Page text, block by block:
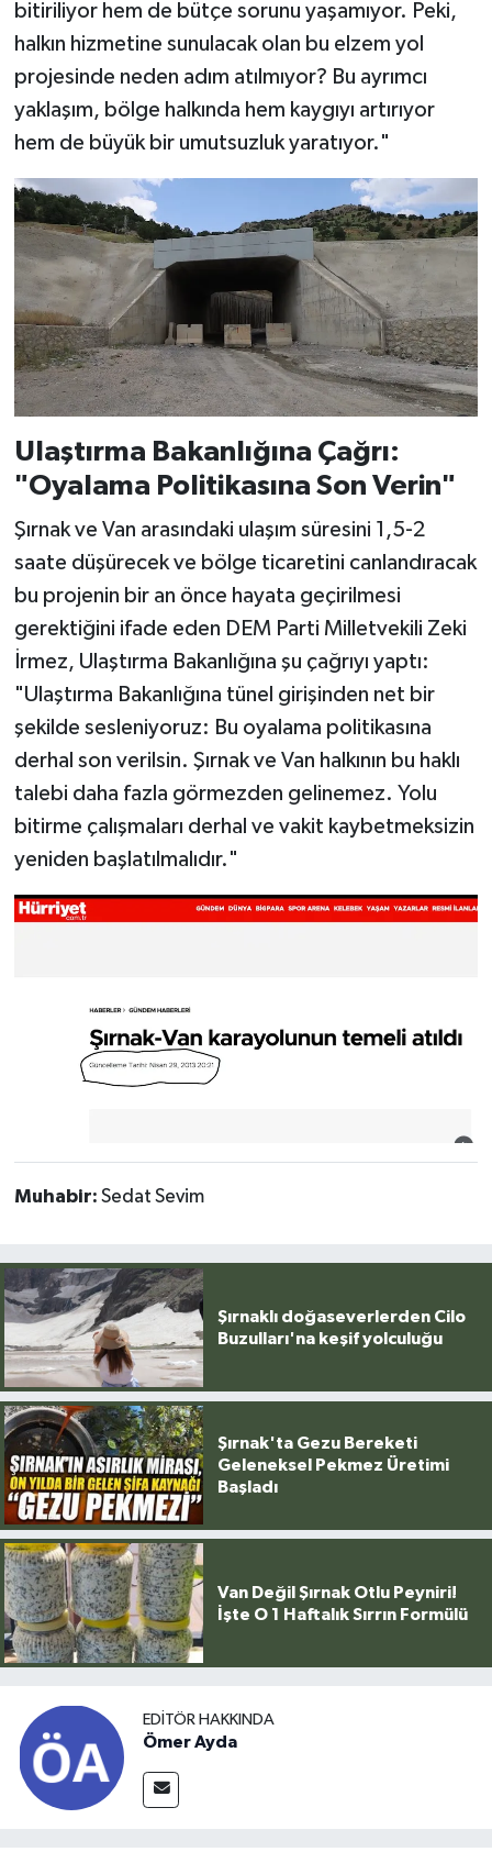
bitiriliyor hem de bütçe sorunu yaşamıyor. Peki,
halkın hizmetine sunulacak olan bu elzem yol
projesinde neden adım atılmıyor? Bu ayrımcı
yaklaşım, bölge halkında hem kaygıyı artırıyor
hem de büyük bir umutsuzluk yaratıyor."
Ulaştırma Bakanlığına Çağrı:
"Oyalama Politikasına Son Verin"
Şırnak ve Van arasındaki ulaşım süresini 1,5-2
saate düşürecek ve bölge ticaretini canlandıracak
bu projenin bir an önce hayata geçirilmesi
gerektiğini ifade eden DEM Parti Milletvekili Zeki
İrmez, Ulaştırma Bakanlığına şu çağrıyı yaptı:
"Ulaştırma Bakanlığına tünel girişinden net bir
şekilde sesleniyoruz: Bu oyalama politikasına
derhal son verilsin. Şırnak ve Van halkının bu haklı
talebi daha fazla görmezden gelinemez. Yolu
bitirme çalışmaları derhal ve vakit kaybetmeksizin
yeniden başlatılmalıdır."
Muhabir: Sedat Sevim
Şırnaklı doğaseverlerden Cilo
Buzulları'na keşif yolculuğu
Şırnak'ta Gezu Bereketi
Geleneksel Pekmez Üretimi
Başladı
Van Değil Şırnak Otlu Peyniri!
İşte O 1 Haftalık Sırrın Formülü
EDITÖR HAKKINDA
Ömer Ayda